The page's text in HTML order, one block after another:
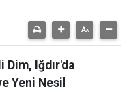
Dim, Iğdır'da
Yeni Nesil